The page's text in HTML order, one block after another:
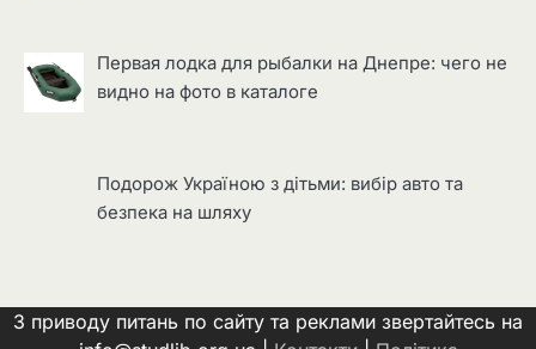
Первая лодка для рыбалки на Днепре: чего не
видно на фото в каталоге
Подорож Україною з дітьми: вибір авто та
безпека на шляху
З приводу питань по сайту та реклами звертайтесь на